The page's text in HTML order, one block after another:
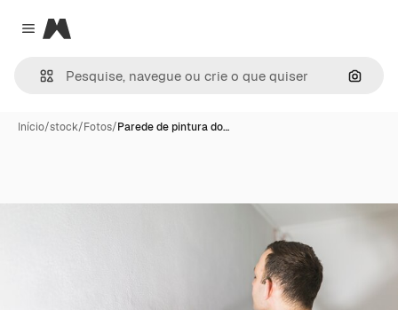
Close menu
Magnific
Início/stock/Fotos/Parede de pintura do…